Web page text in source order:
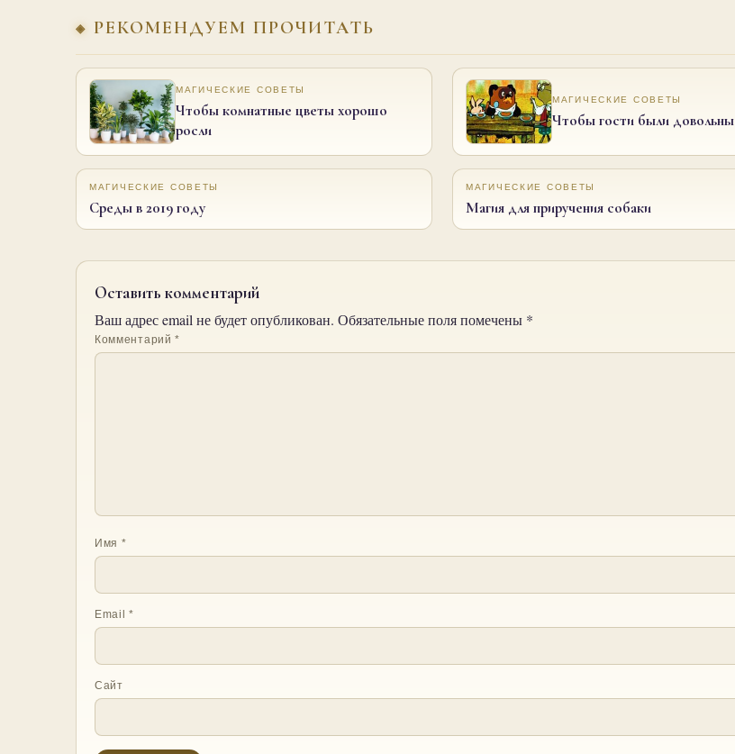
РЕКОМЕНДУЕМ ПРОЧИТАТЬ
МАГИЧЕСКИЕ СОВЕТЫ
Чтобы комнатные цветы хорошо
росли
МАГИЧЕСКИЕ СОВЕТЫ
Чтобы гости были довольны
МАГИЧЕСКИЕ СОВЕТЫ
Среды в 2019 году
МАГИЧЕСКИЕ СОВЕТЫ
Магия для приручения собаки
Оставить комментарий
Ваш адрес email не будет опубликован. Обязательные поля помечены *
Комментарий*
Имя *
Email*
Сайт